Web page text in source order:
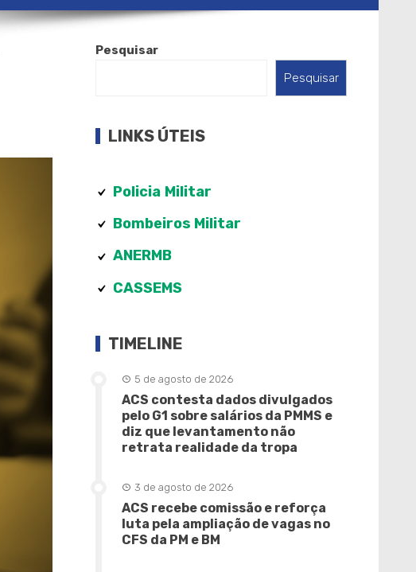
Pesquisar
Pesquisar
LINKS ÚTEIS
Policia Militar
Bombeiros Militar
ANERMB
CASSEMS
TIMELINE
5 de agosto de 2026
ACS contesta dados divulgados
pelo G1 sobre salários da PMMS e
diz que levantamento não
retrata realidade da tropa
3 de agosto de 2026
ACS recebe comissão e reforça
luta pela ampliação de vagas no
CFS da PM e BM